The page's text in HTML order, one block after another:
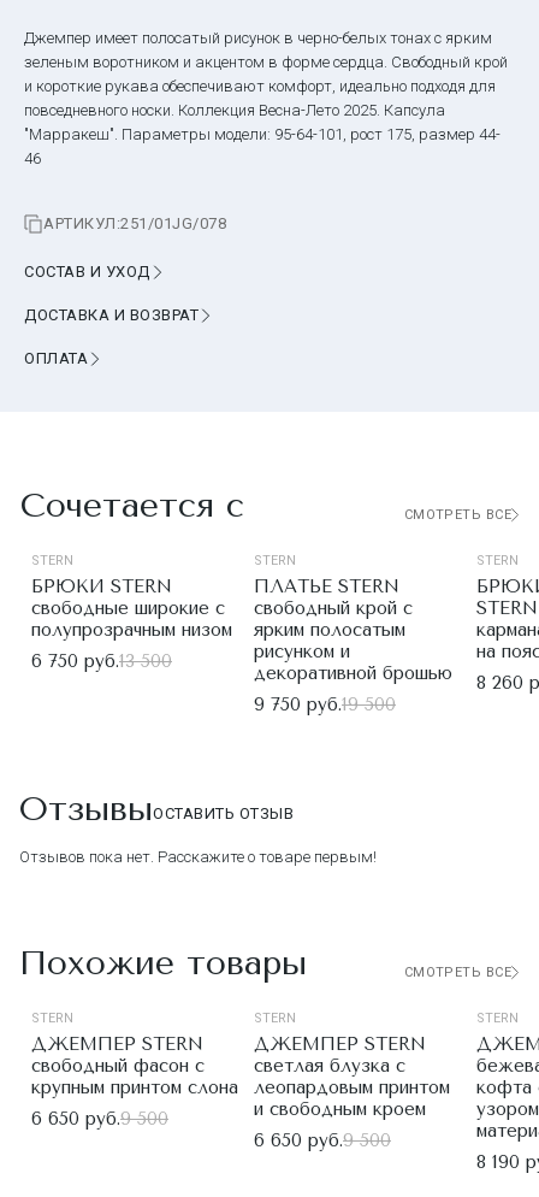
Джемпер имеет полосатый рисунок в черно-белых тонах с ярким
зеленым воротником и акцентом в форме сердца. Свободный крой
и короткие рукава обеспечивают комфорт, идеально подходя для
повседневного носки. Коллекция Весна-Лето 2025. Капсула
"Марракеш". Параметры модели: 95-64-101, рост 175, размер 44-
46
АРТИКУЛ:251/01JG/078
СОСТАВ И УХОД
ДОСТАВКА И ВОЗВРАТ
ОПЛАТА
Сочетается с СМОТРЕТЬ ВСЕ
STERN
БРЮКИ STERN
свободные широкие с
полупрозрачным низом
6 750 руб.13 500
STERN
ПЛАТЬЕ STERN
свободный крой с
ярким полосатым
рисунком и
декоративной брошью
9 750 руб.19 500
STERN
на
8 260
ОтзывыОСТАВИТЬ ОТЗЫВ
Отзывов пока нет. Расскажите о товаре первым!
Похожие товары СМОТРЕТЬ ВСЕ
STERN
ДЖЕМПЕР STERN
свободный фасон с
крупным принтом слона
6 650 руб.9 500
STERN
ДЖЕМПЕР STERN
светлая блузка с
леопардовым принтом
и свободным кроем
6 650 руб.9 500
STERN
кофта
8 190